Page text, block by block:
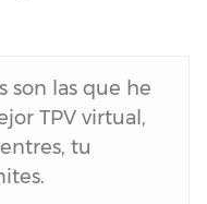
son las que he
TPV virtual,
tu